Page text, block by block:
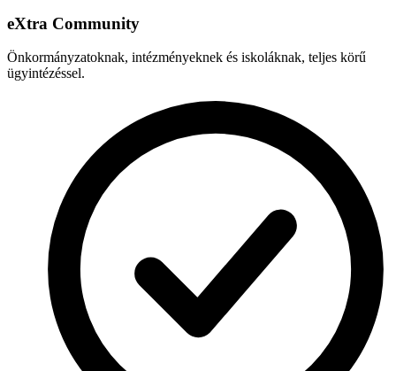
eXtra Community
Önkormányzatoknak, intézményeknek és iskoláknak, teljes körű
ügyintézéssel.